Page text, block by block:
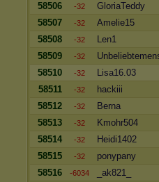
58506
-32
GloriaTeddy
58507
-32
Amelie15
58508
-32
Len1
58509
-32
58510
-32
Lisa16.03
58511
-32
hackiii
58512
-32
Berna
58513
-32
Kmohr504
58514
-32
Heidi1402
58515
-32
ponypany
58516
-6034
_ak821_